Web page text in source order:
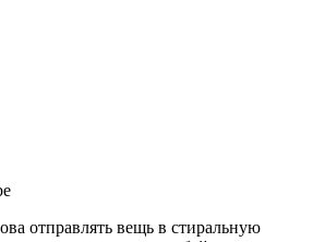
отправлять вещь в стиральную